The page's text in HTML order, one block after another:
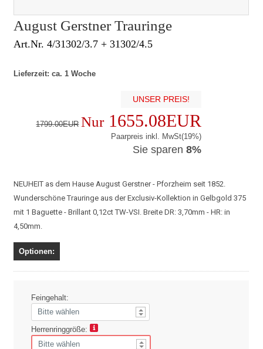
August Gerstner Trauringe
Art.Nr. 4/31302/3.7 + 31302/4.5
Lieferzeit: ca. 1 Woche
UNSER PREIS!
1799.00EUR Nur1655.08EUR
Paarpreis inkl. MwSt(19%)
Sie sparen8%
NEUHEIT as dem Hause August Gerstner - Pforzheim seit 1852.
Wunderschöne Trauringe aus der Exclusiv-Kollektion in Gelbgold 375
mit 1 Baguette - Brillant 0,12ct TW-VSI. Breite DR: 3,70mm - HR: in
4,50mm.
Optionen:
Feingehalt:
Herrenringgröße: